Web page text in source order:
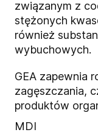
związanym z
stężonych
również
wybuchowych.
GEA zapewnia
zagęszczania,
produktów
MDI